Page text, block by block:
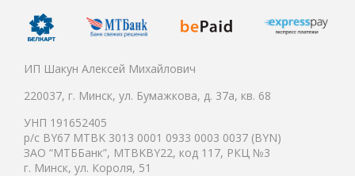
ИП Шакун Алексей Михайлович
220037, г. Минск, ул. Бумажкова, д. 37а, кв. 68
УНП 191652405
р/с BY67 MTBK 3013 0001 0933 0003 0037 (BYN)
ЗАО “МТББанк”, MTBKBY22, код 117, РКЦ №3
г. Минск, ул. Короля, 51